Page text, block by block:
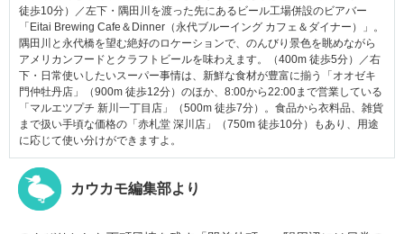
徒歩10分）／左下・隅田川を渡った先にあるビール工場併設のビアバー
「Eitai Brewing Cafe＆Dinner（永代ブルーイング カフェ＆ダイナー）」。
隅田川と永代橋を望む絶好のロケーションで、のんびり景色を眺めながら
アメリカンフードとクラフトビールを味わえます。（400m 徒歩5分）／右
下・日常使いしたいスーパー事情は、新鮮な食材が豊富に揃う「オオゼキ
門仲牡丹店」（900m 徒歩12分）のほか、8:00から22:00まで営業している
「マルエツプチ 新川一丁目店」（500m 徒歩7分）。食品から衣料品、雑貨
まで扱い手頃な価格の「赤札堂 深川店」（750m 徒歩10分）もあり、用途
に応じて使い分けができますよ。
カウカモ編集部より